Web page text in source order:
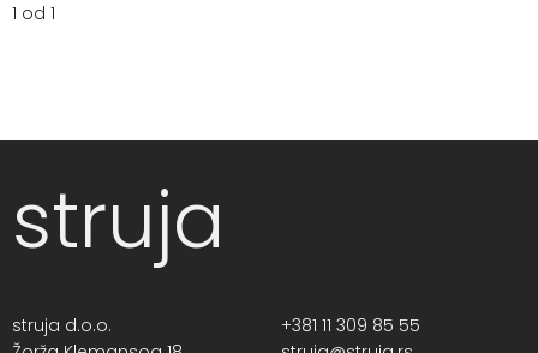
1 od 1
struja
struja d.o.o.
+381 11 309 85 55